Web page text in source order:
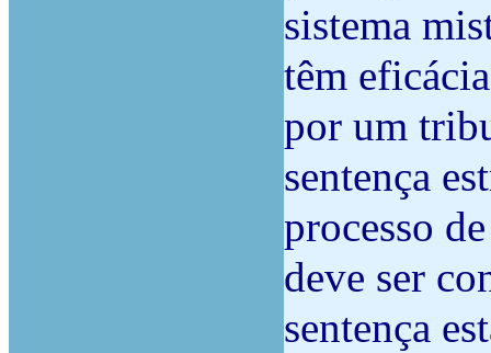
sistema
têm
por um
sentença
processo
deve ser
sentença